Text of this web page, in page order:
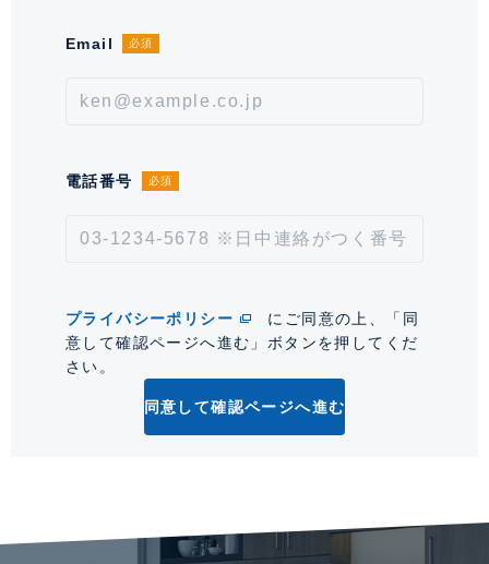
取引形態 仲介
0
Email 必須
電話番号 必須
プライバシーポリシー
にご同意の上、「同
意して確認ページへ進む」ボタンを押してくだ
さい。
同意して確認ページへ進む